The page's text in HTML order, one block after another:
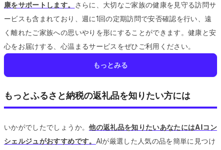
康をサポートします。
さらに、大切なご家族の健康を見守る訪問サ
ービスも含まれており、週に1回の定期訪問で安否確認を行い、遠
く離れたご家族への思いやりを形にすることができます。健康と安
心をお届けする、心温まるサービスをぜひご利用ください。
もっとみる
もっとふるさと納税の返礼品を知りたい方には
いかがでしたでしょうか。他の返礼品を知りたいあなたにはAIコン
シェルジュがおすすめです。 AIが厳選した人気の品を簡単に見つけ